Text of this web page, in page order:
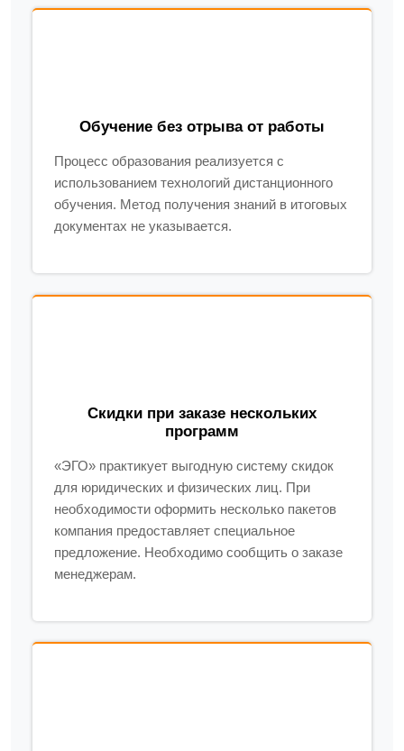
Обучение без отрыва от работы
Процесс образования реализуется с
использованием технологий дистанционного
обучения. Метод получения знаний в итоговых
документах не указывается.
Скидки при заказе нескольких
программ
«ЭГО» практикует выгодную систему скидок
для юридических и физических лиц. При
необходимости оформить несколько пакетов
компания предоставляет специальное
предложение. Необходимо сообщить о заказе
менеджерам.